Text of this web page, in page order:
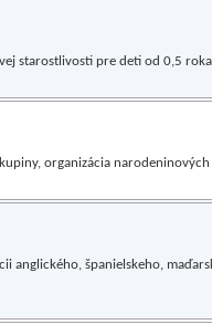
starostlivosti pre deti od 0,5
organizácia narodeninových
anglického, španielskeho,